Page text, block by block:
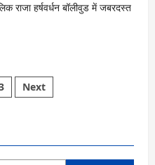
राजा हर्षवर्धन बॉलीवुड में जबरदस्त
Next